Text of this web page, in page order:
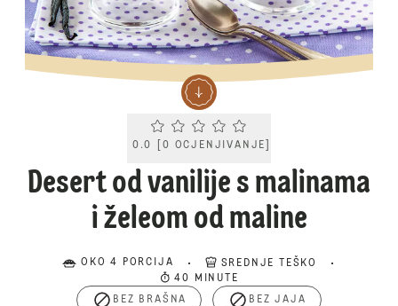
Current rating 0.0. Click to rate.
0.0 [0 OCJENJIVANJE
Desert od vanilije s malinama
i želeom od maline
OKO 4 PORCIJA
SREDNJE TEŠKO
40 MINUTE
BEZ BRAŠNA
BEZ JAJA